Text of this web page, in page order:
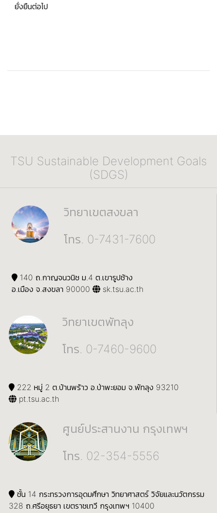
ยั่งยืนต่อไป
TSU Sustainable Development Goals
(SDGS)
วิทยาเขตสงขลา
โทร. 0-7431-7600
140 ถ.กาญจนวนิช ม.4 ต.เขารูปช้าง
อ.เมือง จ.สงขลา 90000
sk.tsu.ac.th
วิทยาเขตพัทลุง
โทร. 0-7460-9600
222 หมู่ 2 ต.บ้านพร้าว อ.ป่าพะยอม จ.พัทลุง 93210
pt.tsu.ac.th
ศูนย์ประสานงาน กรุงเทพฯ
โทร. 02-354-5556
ชั้น 14 กระทรวงการอุดมศึกษา วิทยาศาสตร์ วิจัยและนวัตกรรม
328 ถ.ศรีอยุธยา เขตราชเทวี กรุงเทพฯ 10400